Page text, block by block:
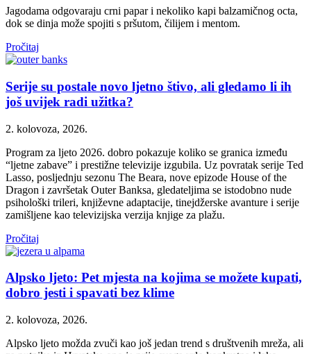
Jagodama odgovaraju crni papar i nekoliko kapi balzamičnog octa,
dok se dinja može spojiti s pršutom, čilijem i mentom.
Pročitaj
Serije su postale novo ljetno štivo, ali gledamo li ih
još uvijek radi užitka?
2. kolovoza, 2026.
Program za ljeto 2026. dobro pokazuje koliko se granica između
“ljetne zabave” i prestižne televizije izgubila. Uz povratak serije Ted
Lasso, posljednju sezonu The Beara, nove epizode House of the
Dragon i završetak Outer Banksa, gledateljima se istodobno nude
psihološki trileri, književne adaptacije, tinejdžerske avanture i serije
zamišljene kao televizijska verzija knjige za plažu.
Pročitaj
Alpsko ljeto: Pet mjesta na kojima se možete kupati,
dobro jesti i spavati bez klime
2. kolovoza, 2026.
Alpsko ljeto možda zvuči kao još jedan trend s društvenih mreža, ali